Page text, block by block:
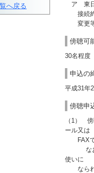
ア 東日
接続約
変更等
傍聴可
30名程度
申込の
平成31年
傍聴申
（1）
ール又は
FAXで
なお、
使いに
なられ
へ戻る